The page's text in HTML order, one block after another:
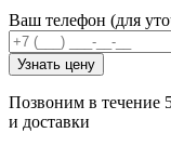
Ваш телефон (для
Узнать цену
Позвоним в течение
и доставки